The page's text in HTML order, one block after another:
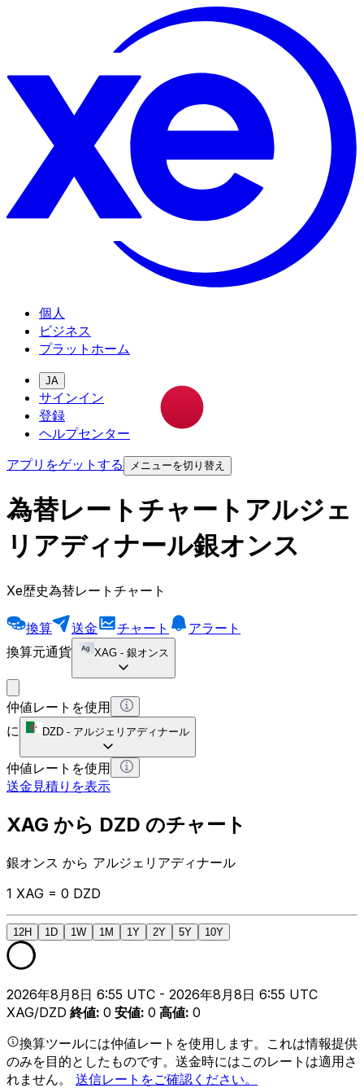
個人
ビジネス
プラットホーム
JA
サインイン
登録
ヘルプセンター
アプリをゲットする
メニューを切り替え
為替レートチャートアルジェ
リアディナール銀オンス
Xe歴史為替レートチャート
換算 送金 チャート
アラート
換算元通貨
XAG - 銀オンス
仲値レートを使用
に
DZD - アルジェリアディナール
仲値レートを使用
送金見積りを表示
XAG から DZD のチャート
銀オンス から アルジェリアディナール
1 XAG = 0 DZD
12H 1D 1W 1M 1Y 2Y 5Y 10Y
2026年8月8日 6:55 UTC - 2026年8月8日 6:55 UTC
XAG/DZD 終値: 0 安値: 0 高値: 0
換算ツールには仲値レートを使用します。これは情報提供
のみを目的としたものです。送金時にはこのレートは適用さ
れません。 送信レートをご確認ください。